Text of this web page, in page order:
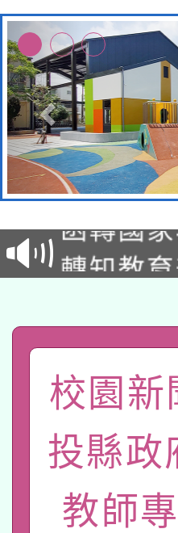
轉知教
年度健
原住民
轉知教
師專業
方素養
族語言
「族語
轉知有
文教學
件」活
教育部
接種對
接種之
本市兒
宣導素
管道加
有關銓
得重審
「115年
校園
投縣政
教師